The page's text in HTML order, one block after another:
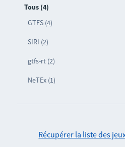
Tous (4)
GTFS (4)
SIRI (2)
gtfs-rt (2)
NeTEx (1)
Récupérer la liste des